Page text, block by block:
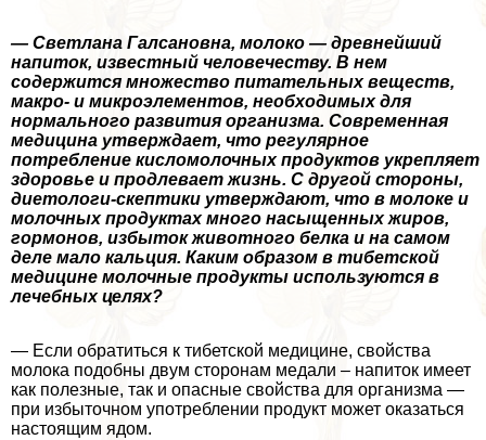
— Светлана Галсановна, молоко — древнейший
напиток, известный человечеству. В нем
содержится множество питательных веществ,
макро- и микроэлементов, необходимых для
нормального развития организма. Современная
медицина утверждает, что регулярное
потрeбление кисломолочных продуктов укрепляет
здоровье и продлевает жизнь. С другой стороны,
диетологи-скептики утверждают, что в молоке и
молочных продуктах много насыщенных жиров,
гормонов, избыток животного белка и на самом
деле мало кальция. Каким образом в тибетской
медицине молочные продукты используются в
лечебных целях?
— Если обратиться к тибетской медицине, свойства
молока подобны двум сторонам медали – напиток имеет
как полезные, так и опасные свойства для организма —
при избыточном употрeблении продукт может оказаться
настоящим ядом.